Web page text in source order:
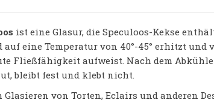
Menge
ist eine Glasur, die Speculoos-Kekse
auf eine Temperatur von 40°-45° erhitzt und
Fließfähigkeit aufweist. Nach dem
bleibt fest und klebt nicht.
Glasieren von Torten, Eclairs und anderen